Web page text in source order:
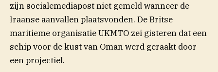
zijn socialemediapost niet gemeld wanneer de
Iraanse aanvallen plaatsvonden. De Britse
maritieme organisatie UKMTO zei gisteren dat een
schip voor de kust van Oman werd geraakt door
een projectiel.